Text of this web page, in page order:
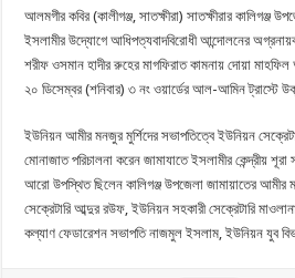
আলমগীর কবির (কালীগঞ্জ, সাতক্ষীরা) সাতক্ষীরার কালিগঞ্জ
ইসলামীর উদ্যোগে আধিপত্যবাদবিরোধী আন্দোলনের
শরীফ ওসমান হাদীর রুহের মাগফিরাত কামনায় দোয়া মাহফিল
২০ ডিসেম্বর (শনিবার) ৩ নং ওয়ার্ডের আল-আমিন ট্রাস্টে
ইউনিয়ন আমীর মনজুর মুর্শিদের সভাপতিত্বে ইউনিয়ন
মোনাজাত পরিচালনা করেন জামাযাতে ইসলামীর কেন্দ্রীয়
আরো উপস্থিত ছিলেন কালিগঞ্জ উপজেলা জামায়াতের আমীর
সেক্রেটারি আব্দুর রউফ, ইউনিয়ন সহকারী সেক্রেটারি
কল্যাণ ফেডারেশন সভাপতি নাজমুল ইসলাম, ইউনিয়ন যুব